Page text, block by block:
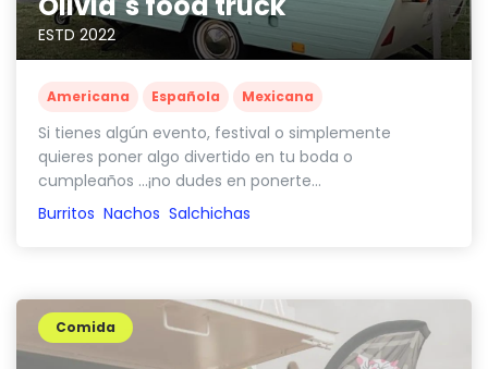
ESTD 2022
Americana Española Mexicana
Si tienes algún evento, festival o simplemente
quieres poner algo divertido en tu boda o
cumpleaños ...¡no dudes en ponerte...
Burritos Nachos Salchichas
Comida